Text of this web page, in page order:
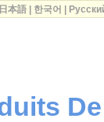
De
日本語| 한국어